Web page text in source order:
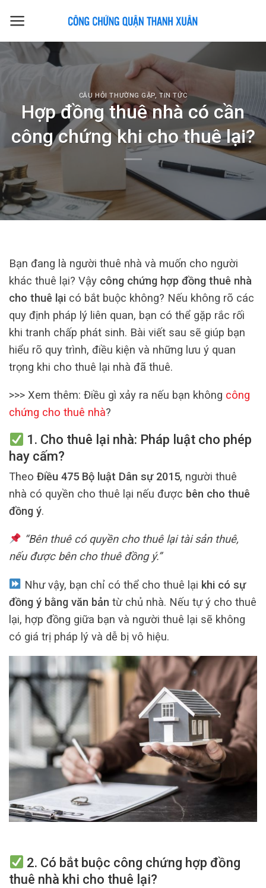
CÂU HỎI THƯỜNG GẶP,TIN TỨC
Hợp đồng thuê nhà có cần
công chứng khi cho thuê lại?
Bạn đang là người thuê nhà và muốn cho người
khác thuê lại? Vậy công chứng hợp đồng thuê nhà
cho thuê lại có bắt buộc không? Nếu không rõ các
quy định pháp lý liên quan, bạn có thể gặp rắc rối
khi tranh chấp phát sinh. Bài viết sau sẽ giúp bạn
hiểu rõ quy trình, điều kiện và những lưu ý quan
trọng khi cho thuê lại nhà đã thuê.
>>> Xem thêm: Điều gì xảy ra nếu bạn không công
chứng cho thuê nhà?
1. Cho thuê lại nhà: Pháp luật cho phép
hay cấm?
Theo Điều 475 Bộ luật Dân sự 2015, người thuê
nhà có quyền cho thuê lại nếu được bên cho thuê
đồng ý.
“Bên thuê có quyền cho thuê lại tài sản thuê,
nếu được bên cho thuê đồng ý.”
Như vậy, bạn chỉ có thể cho thuê lại khi có sự
đồng ý bằng văn bản từ chủ nhà. Nếu tự ý cho thuê
lại, hợp đồng giữa bạn và người thuê lại sẽ không
có giá trị pháp lý và dễ bị vô hiệu.
2. Có bắt buộc công chứng hợp đồng
thuê nhà khi cho thuê lại?